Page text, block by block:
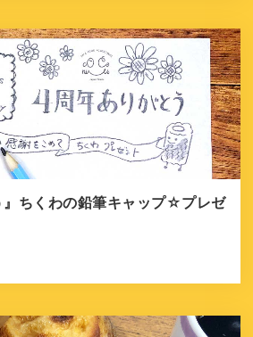
』ちくわの鉛筆キャップ☆プレゼ